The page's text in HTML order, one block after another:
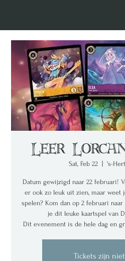
Leer
Sat, Feb 22 's-
Datum gewijzigd naar 22 februari!
er ook zo leuk uit zien, maar
spelen? Kom dan op 2 februari
je dit leuke kaartspel van
Dit evenement is de hele dag en
Tickets zijn